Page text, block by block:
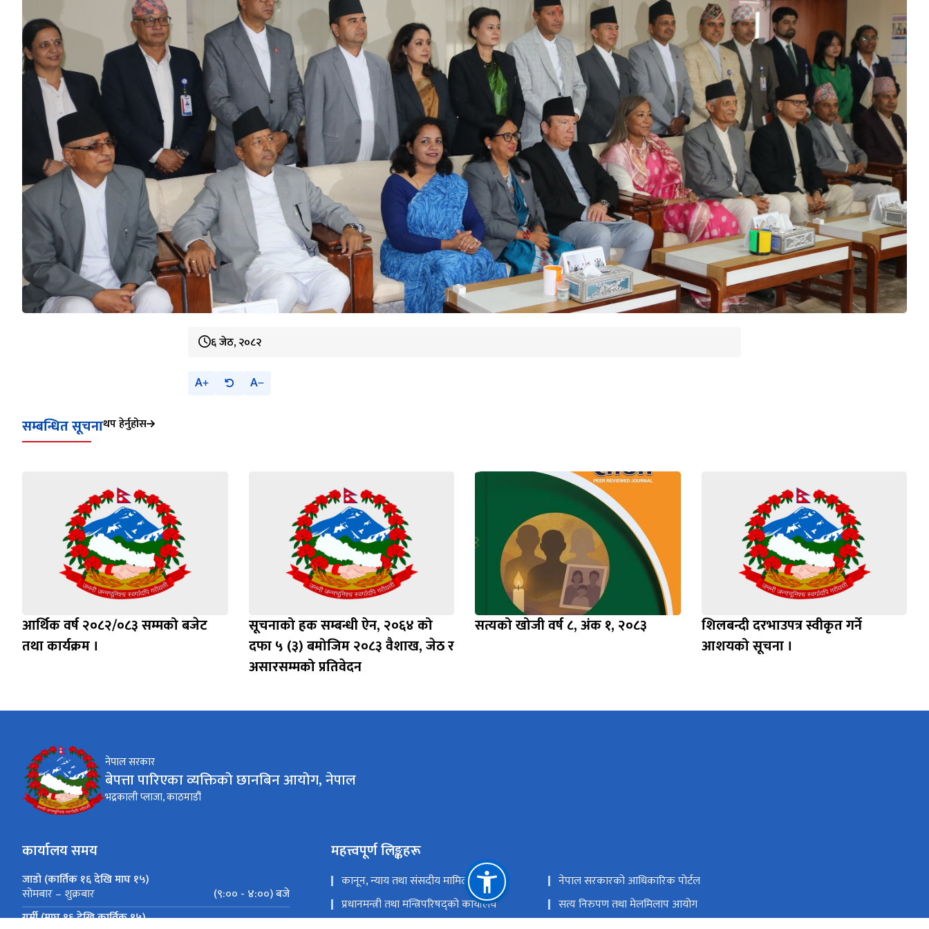
६ जेठ, २०८२
A A
सम्बन्धित सूचनाथप हेर्नुहोस
आर्थिक वर्ष २०८२/०८३ सम्मको बजेट
तथा कार्यक्रम ।
सूचनाको हक सम्बन्धी ऐन, २०६४ को
दफा ५ (३) बमोजिम २०८३ वैशाख, जेठ र
असारसम्मको प्रतिवेदन
सत्यको खोजी वर्ष ८, अंक १, २०८३
शिलबन्दी दरभाउपत्र स्वीकृत गर्ने
आशयको सूचना ।
नेपाल सरकार
बेपत्ता पारिएका व्यक्तिको छानबिन आयोग, नेपाल
भद्रकाली प्लाजा, काठमाडौं
कार्यालय समय
जाडो (कार्तिक १६ देखि माघ १५)
सोमबार – शुक्रबार
(९:०० - ४:००) बजे
गर्मी (माघ १६ देखि कार्तिक १५)
महत्त्वपूर्ण लिङ्कहरू
कानून, न्याय तथा संसदीय मामिला मन्त्रालय
नेपाल सरकारको आधिकारिक पोर्टल
प्रधानमन्त्री तथा मन्त्रिपरिषद्को कार्यालय
सत्य निरुपण तथा मेलमिलाप आयोग